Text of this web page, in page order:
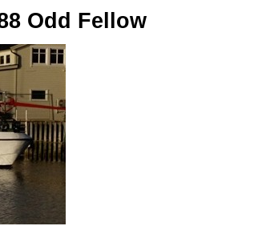
Odd Fellow